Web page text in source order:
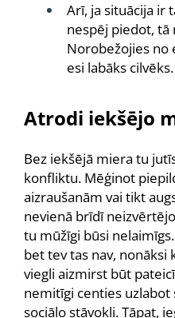
Arī, ja situācija ir
nespēj piedot, tā
Norobežojies no
esi labāks cilvēks.
Atrodi iekšējo
Bez iekšējā miera tu
konfliktu. Mēģinot
aizraušanām vai tikt
nevienā brīdī
tu mūžīgi būsi
bet tev tas nav, nonāksi
viegli aizmirst būt
nemitīgi centies uzlabot
sociālo stāvokli. Tāpat,